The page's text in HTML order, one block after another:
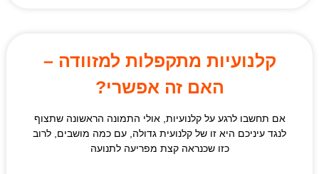
קלנועיות מתקפלות למזוודה –
האם זה אפשרי?
אם תחשבו לרגע על קלנועיות, אולי התמונה הראשונה שתצוף
לנגד עיניכם היא זו של קלנועית גדולה, עם כמה מושבים, לרוב
כזו שכנראה קצת מפריעה לתנועה